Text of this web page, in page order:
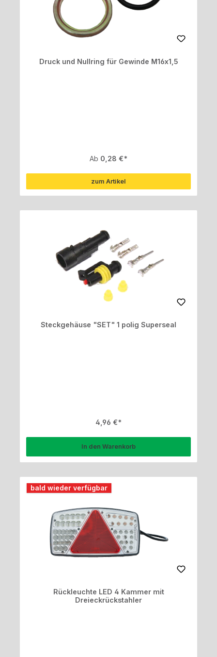
Druck und Nullring für Gewinde M16x1,5
Regulärer Preis:
Ab 0,28 €
zum Artikel
Steckgehäuse "SET" 1 polig Superseal
Regulärer Preis:
4,96 €
In den Warenkorb
bald wieder verfügbar
Rückleuchte LED 4 Kammer mit
Dreieckrückstahler